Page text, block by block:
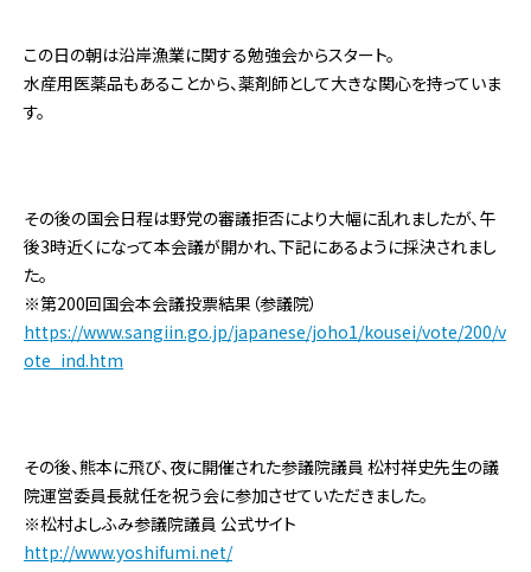
この日の朝は沿岸漁業に関する勉強会からスタート。
水産用医薬品もあることから、薬剤師として大きな関心を持っていま
す。
その後の国会日程は野党の審議拒否により大幅に乱れましたが、午
後3時近くになって本会議が開かれ、下記にあるように採決されまし
た。
※第200回国会本会議投票結果（参議院）
https://www.sangiin.go.jp/japanese/joho1/kousei/vote/200/v
ote_ind.htm
その後、熊本に飛び、夜に開催された参議院議員 松村祥史先生の議
院運営委員長就任を祝う会に参加させていただきました。
※松村よしふみ参議院議員 公式サイト
http://www.yoshifumi.net/